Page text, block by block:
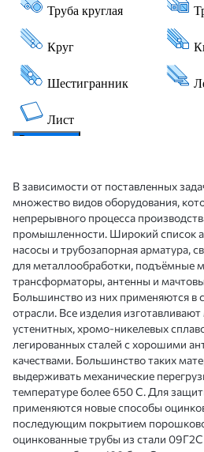
В зависимости от поставленных
множество видов оборудования,
непрерывного процесса
промышленности. Широкий список
насосы и трубозапорная арматура,
для металлообработки, подъёмные
трансформаторы, антенны и
Большинство из них применяются в
отрасли. Все изделия
устенитных, хромо-никелевых
легированных сталей с хорошими
качествами. Большинство таких
выдерживать механические
температуре более 650 С. Для
применяются новые способы
последующим покрытием
оцинкованные трубы из стали